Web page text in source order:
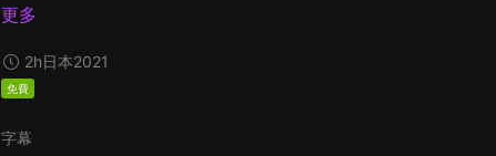
更多
2h日本2021
免費
字幕